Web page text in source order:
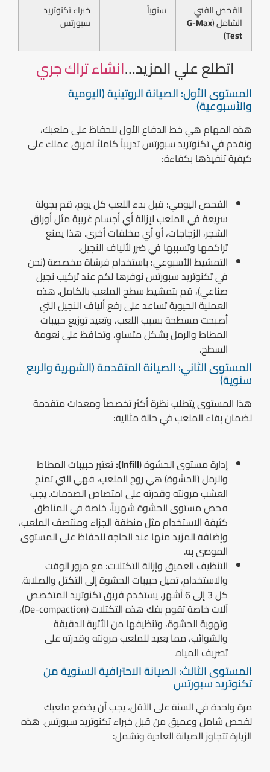
الفحص الفني
الشامل (G-Max
Test)
سنوياً خبراء تكنوتريد
سبورتس
اتطلع علي المزيد…انشاء تراك جري
المستوى الأول: الصيانة الروتينية (اليومية
والأسبوعية)
هذه المهام هي خط الدفاع الأول للحفاظ على ملعبك،
ونقدم في تكنوتريد سبورتس تدريباً كاملاً لفريق عملك على
كيفية تنفيذها بكفاءة:
الفحص اليومي: قبل بدء اللعب كل يوم، قم بجولة
سريعة في الملعب لإزالة أي أجسام غريبة مثل أوراق
الشجر، الزجاجات، أو أي مخلفات أخرى. هذا يمنع
تراكمها وتسببها في ضرر لألياف النجيل.
التمشيط الأسبوعي: باستخدام فرشاة مخصصة (نحن
في تكنوتريد سبورتس نوفرها لكم عند تركيب نجيل
صناعي)، قم بتمشيط سطح الملعب بالكامل. هذه
العملية الحيوية تساعد على رفع ألياف النجيل التي
أصبحت مسطحة بسبب اللعب، وتعيد توزيع حبيبات
المطاط والرمل بشكل متساوٍ، وتحافظ على نعومة
السطح.
المستوى الثاني: الصيانة المتقدمة (الشهرية والربع
سنوية)
هذا المستوى يتطلب نظرة أكثر تخصصاً ومعدات متقدمة
لضمان بقاء الملعب في حالة مثالية:
إدارة مستوى الحشوة (Infill): تعتبر حبيبات المطاط
والرمل (الحشوة) هي روح الملعب، فهي التي تمنح
العشب مرونته وقدرته على امتصاص الصدمات. يجب
فحص مستوى الحشوة شهرياً، خاصة في المناطق
كثيفة الاستخدام مثل منطقة الجزاء ومنتصف الملعب،
وإضافة المزيد منها عند الحاجة للحفاظ على المستوى
الموصى به.
التنظيف العميق وإزالة التكتلات: مع مرور الوقت
والاستخدام، تميل حبيبات الحشوة إلى التكتل والصلابة.
كل 3 إلى 6 أشهر، يستخدم فريق تكنوتريد المتخصص
آلات خاصة تقوم بفك هذه التكتلات (De-compaction)،
وتهوية الحشوة، وتنظيفها من الأتربة الدقيقة
والشوائب، مما يعيد للملعب مرونته وقدرته على
تصريف المياه.
المستوى الثالث: الصيانة الاحترافية السنوية من
تكنوتريد سبورتس
مرة واحدة في السنة على الأقل، يجب أن يخضع ملعبك
لفحص شامل وعميق من قبل خبراء تكنوتريد سبورتس. هذه
الزيارة تتجاوز الصيانة العادية وتشمل: